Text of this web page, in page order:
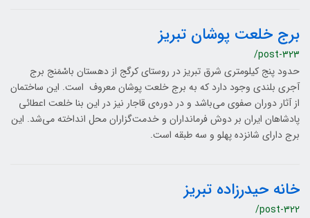
برج خلعت پوشان تبریز
/post-323
حدود پنج کيلومتري شرق تبريز در روستاي کرگج از دهستان باسْمَنج برج
آجري بلندي وجود دارد که به برج خلعت پوشان معروف است. اين ساختمان
از آثار دوران صفوي مي‌باشد و در دوره‌ی قاجار نيز در اين بنا خلعت اعطائي
پادشاهان ايران بر دوش فرمانداران و خدمت‌گزاران محل انداخته مي‌شد. اين
برج داراي شانزده پهلو و سه طبقه است.
خانه حیدرزاده تبریز
/post-322